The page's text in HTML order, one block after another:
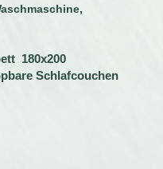
180x200
Schlafcouchen